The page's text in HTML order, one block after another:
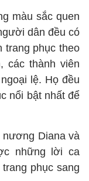
màu sắc quen
dân đều có
trang phục theo
các thành viên
lệ. Họ đều
nổi bật nhất để
Diana và
những lời ca
phục sang